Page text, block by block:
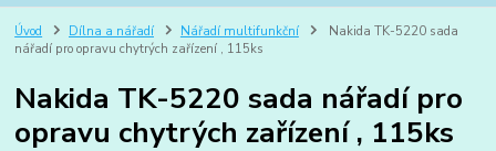
Úvod Dílna a nářadí Nářadí multifunkční
Nakida TK-5220 sada
nářadí pro opravu chytrých zařízení , 115ks
Nakida TK-5220 sada nářadí pro
opravu chytrých zařízení , 115ks